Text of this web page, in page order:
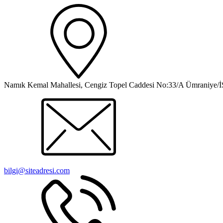
Namık Kemal Mahallesi, Cengiz Topel Caddesi No:33/A
bilgi@siteadresi.com